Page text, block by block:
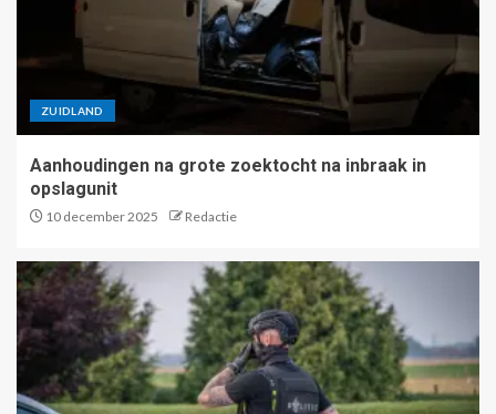
ZUIDLAND
Aanhoudingen na grote zoektocht na inbraak in
opslagunit
10 december 2025 Redactie